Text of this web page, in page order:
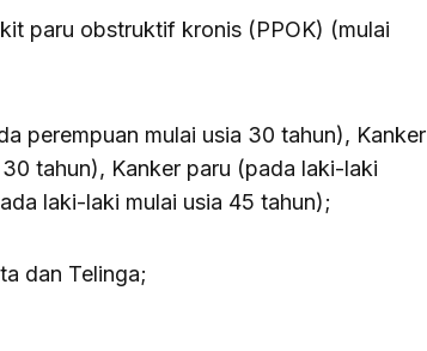
paru obstruktif kronis (PPOK) (mulai
perempuan mulai usia 30 tahun), Kanker
tahun), Kanker paru (pada laki-laki
laki-laki mulai usia 45 tahun);
dan Telinga;